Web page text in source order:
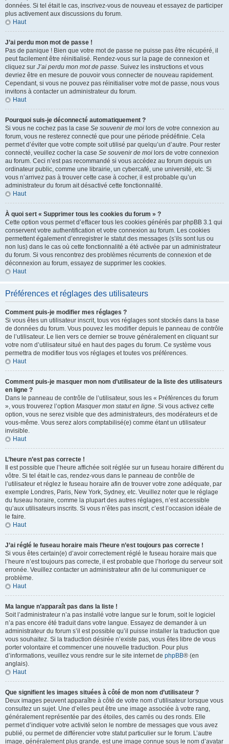
données. Si tel était le cas, inscrivez-vous de nouveau et essayez de participer
plus activement aux discussions du forum.
Haut
J’ai perdu mon mot de passe !
Pas de panique ! Bien que votre mot de passe ne puisse pas être récupéré, il
peut facilement être réinitialisé. Rendez-vous sur la page de connexion et
cliquez sur J’ai perdu mon mot de passe. Suivez les instructions et vous
devriez être en mesure de pouvoir vous connecter de nouveau rapidement.
Cependant, si vous ne pouvez pas réinitialiser votre mot de passe, nous vous
invitons à contacter un administrateur du forum.
Haut
Pourquoi suis-je déconnecté automatiquement ?
Si vous ne cochez pas la case Se souvenir de moi lors de votre connexion au
forum, vous ne resterez connecté que pour une période prédéfinie. Cela
permet d’éviter que votre compte soit utilisé par quelqu’un d’autre. Pour rester
connecté, veuillez cocher la case Se souvenir de moi lors de votre connexion
au forum. Ceci n’est pas recommandé si vous accédez au forum depuis un
ordinateur public, comme une librairie, un cybercafé, une université, etc. Si
vous n’arrivez pas à trouver cette case à cocher, il est probable qu’un
administrateur du forum ait désactivé cette fonctionnalité.
Haut
À quoi sert « Supprimer tous les cookies du forum » ?
Cette option vous permet d’effacer tous les cookies générés par phpBB 3.1 qui
conservent votre authentification et votre connexion au forum. Les cookies
permettent également d’enregistrer le statut des messages (s’ils sont lus ou
non lus) dans le cas où cette fonctionnalité a été activée par un administrateur
du forum. Si vous rencontrez des problèmes récurrents de connexion et de
déconnexion au forum, essayez de supprimer les cookies.
Haut
Préférences et réglages des utilisateurs
Comment puis-je modifier mes réglages ?
Si vous êtes un utilisateur inscrit, tous vos réglages sont stockés dans la base
de données du forum. Vous pouvez les modifier depuis le panneau de contrôle
de l’utilisateur. Le lien vers ce dernier se trouve généralement en cliquant sur
votre nom d’utilisateur situé en haut des pages du forum. Ce système vous
permettra de modifier tous vos réglages et toutes vos préférences.
Haut
Comment puis-je masquer mon nom d’utilisateur de la liste des utilisateurs
en ligne ?
Dans le panneau de contrôle de l’utilisateur, sous les « Préférences du forum
», vous trouverez l’option Masquer mon statut en ligne. Si vous activez cette
option, vous ne serez visible que des administrateurs, des modérateurs et de
vous-même. Vous serez alors comptabilisé(e) comme étant un utilisateur
invisible.
Haut
L’heure n’est pas correcte !
Il est possible que l’heure affichée soit réglée sur un fuseau horaire différent du
vôtre. Si tel était le cas, rendez-vous dans le panneau de contrôle de
l’utilisateur et réglez le fuseau horaire afin de trouver votre zone adéquate, par
exemple Londres, Paris, New York, Sydney, etc. Veuillez noter que le réglage
du fuseau horaire, comme la plupart des autres réglages, n’est accessible
qu’aux utilisateurs inscrits. Si vous n’êtes pas inscrit, c’est l’occasion idéale de
le faire.
Haut
J’ai réglé le fuseau horaire mais l’heure n’est toujours pas correcte !
Si vous êtes certain(e) d’avoir correctement réglé le fuseau horaire mais que
l’heure n’est toujours pas correcte, il est probable que l’horloge du serveur soit
erronée. Veuillez contacter un administrateur afin de lui communiquer ce
problème.
Haut
Ma langue n’apparaît pas dans la liste !
Soit l’administrateur n’a pas installé votre langue sur le forum, soit le logiciel
n’a pas encore été traduit dans votre langue. Essayez de demander à un
administrateur du forum s’il est possible qu’il puisse installer la traduction que
vous souhaitez. Si la traduction désirée n’existe pas, vous êtes libre de vous
porter volontaire et commencer une nouvelle traduction. Pour plus
d’informations, veuillez vous rendre sur le site internet de phpBB® (en
anglais).
Haut
Que signifient les images situées à côté de mon nom d’utilisateur ?
Deux images peuvent apparaître à côté de votre nom d’utilisateur lorsque vous
consultez un sujet. Une d’elles peut être une image associée à votre rang,
généralement représentée par des étoiles, des carrés ou des ronds. Elle
permet d’indiquer votre activité selon le nombre de messages que vous avez
publié, ou permet de différencier votre statut particulier sur le forum. L’autre
image, généralement plus grande, est une image connue sous le nom d’avatar